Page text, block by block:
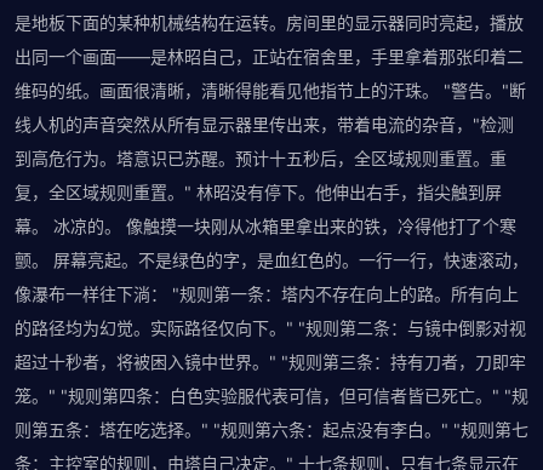
是地板下面的某种机械结构在运转。房间里的显示器同时亮起，播放
出同一个画面——是林昭自己，正站在宿舍里，手里拿着那张印着二
维码的纸。画面很清晰，清晰得能看见他指节上的汗珠。 "警告。"断
线人机的声音突然从所有显示器里传出来，带着电流的杂音，"检测
到高危行为。塔意识已苏醒。预计十五秒后，全区域规则重置。重
复，全区域规则重置。" 林昭没有停下。他伸出右手，指尖触到屏
幕。 冰凉的。 像触摸一块刚从冰箱里拿出来的铁，冷得他打了个寒
颤。 屏幕亮起。不是绿色的字，是血红色的。一行一行，快速滚动，
像瀑布一样往下淌： "规则第一条：塔内不存在向上的路。所有向上
的路径均为幻觉。实际路径仅向下。" "规则第二条：与镜中倒影对视
超过十秒者，将被困入镜中世界。" "规则第三条：持有刀者，刀即牢
笼。" "规则第四条：白色实验服代表可信，但可信者皆已死亡。" "规
则第五条：塔在吃选择。" "规则第六条：起点没有李白。" "规则第七
条：主控室的规则，由塔自己决定。" 十七条规则，只有七条显示在